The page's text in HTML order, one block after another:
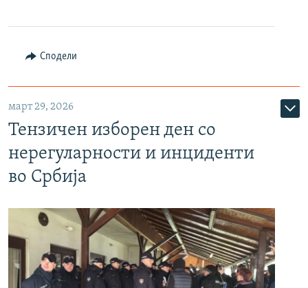
Сподели
март 29, 2026
Тензичен изборен ден со
нерегуларности и инциденти
во Србија